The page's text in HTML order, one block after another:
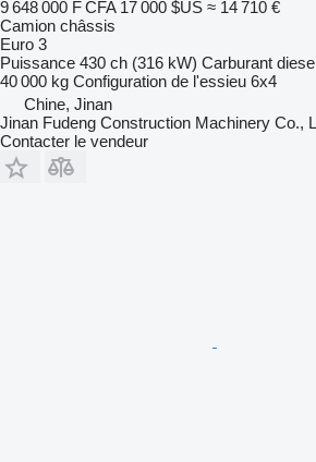
9 648 000 F CFA 17 000 $US ≈ 14 710 €
Camion châssis
Euro 3
Puissance 430 ch (316 kW) Carburant
40 000 kg Configuration de l'essieu 6x4
Chine, Jinan
Jinan Fudeng Construction Machinery Co.,
Contacter le vendeur